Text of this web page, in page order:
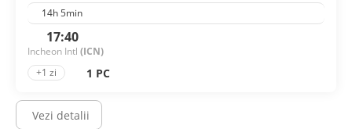
14h 5min
17:40
Incheon Intl (ICN)
+1 zi
1 PC
Vezi detalii